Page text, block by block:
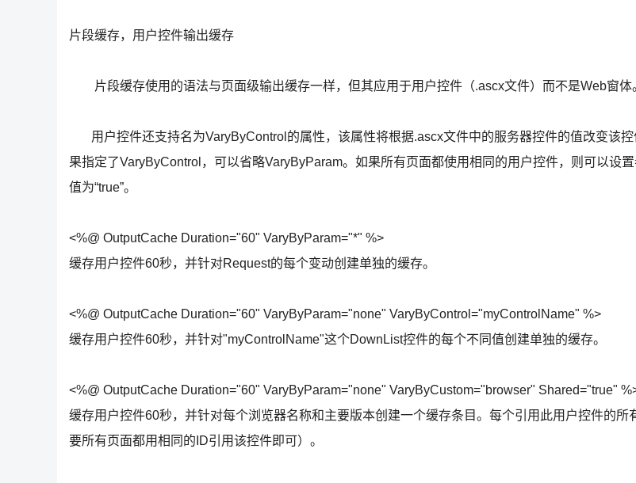
片段缓存，用户控件输出缓存
片段缓存使用的语法与页面级输出缓存一样，但其应用于用户控件（.ascx文件）而不是Web窗体
用户控件还支持名为VaryByControl的属性，该属性将根据.ascx文件中的服务器控件的值改变该控
果指定了VaryByControl，可以省略VaryByParam。如果所有页面都使用相同的用户控件，则可以设
值为“true”。
<%@ OutputCache Duration="60" VaryByParam="*" %>
缓存用户控件60秒，并针对Request的每个变动创建单独的缓存。
<%@ OutputCache Duration="60" VaryByParam="none" VaryByControl="myControlName" %>
缓存用户控件60秒，并针对"myControlName"这个DownList控件的每个不同值创建单独的缓存。
<%@ OutputCache Duration="60" VaryByParam="none" VaryByCustom="browser" Shared="true"
缓存用户控件60秒，并针对每个浏览器名称和主要版本创建一个缓存条目。每个引用此用户控件的所
要所有页面都用相同的ID引用该控件即可）。